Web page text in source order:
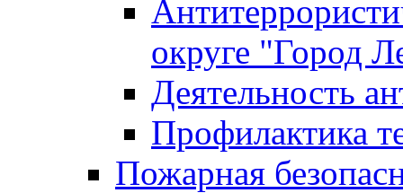
округе "Город
Деятельность
Профилактика
Пожарная